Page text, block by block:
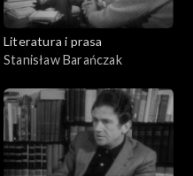
Literatura i prasa
Stanisław Barańczak